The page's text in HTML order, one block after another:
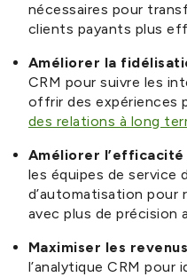
nécessaires pour
clients payants plus
Améliorer la
CRM pour suivre les
offrir des expériences
des relations à long
Améliorer
les équipes de service
d’automatisation pour
avec plus de précision
Maximiser les
l’analytique CRM